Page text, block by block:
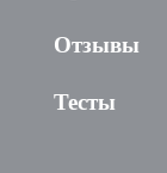
Отзывы
Тесты